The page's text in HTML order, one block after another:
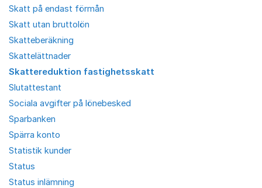
Skatt på endast förmån
Skatt utan bruttolön
Skatteberäkning
Skattelättnader
Skattereduktion fastighetsskatt
Slutattestant
Sociala avgifter på lönebesked
Sparbanken
Spärra konto
Statistik kunder
Status
Status inlämning